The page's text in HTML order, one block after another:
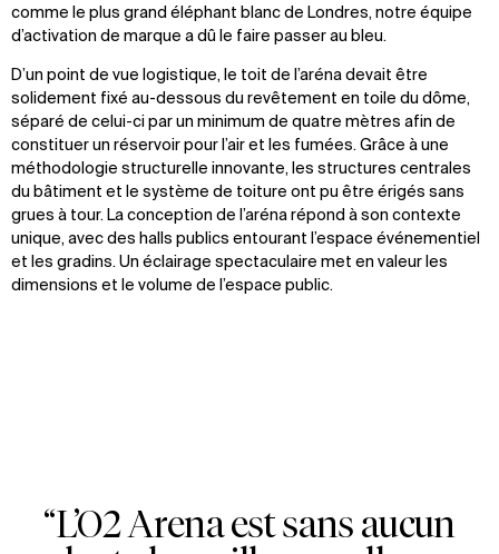
comme le plus grand éléphant blanc de Londres, notre équipe
d’activation de marque a dû le faire passer au bleu.
D’un point de vue logistique, le toit de l’aréna devait être
solidement fixé au-dessous du revêtement en toile du dôme,
séparé de celui-ci par un minimum de quatre mètres afin de
constituer un réservoir pour l’air et les fumées. Grâce à une
méthodologie structurelle innovante, les structures centrales
du bâtiment et le système de toiture ont pu être érigés sans
grues à tour. La conception de l’aréna répond à son contexte
unique, avec des halls publics entourant l’espace événementiel
et les gradins. Un éclairage spectaculaire met en valeur les
dimensions et le volume de l’espace public.
Zoom
Zoom
Zoom
“L’O2 Arena est sans aucun